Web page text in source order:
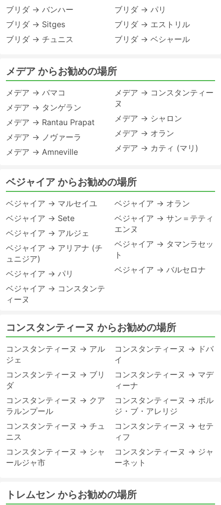
ブリダ → バンハー
ブリダ → Sitges
ブリダ → チュニス
ブリダ → パリ
ブリダ → エストリル
ブリダ → ベシャール
メデア からお勧めの場所
メデア → バマコ
メデア → タンゲラン
メデア → Rantau Prapat
メデア → ノヴァーラ
メデア → Amneville
メデア → コンスタンティー
ヌ
メデア → シャロン
メデア → オラン
メデア → カティ (マリ)
ベジャイア からお勧めの場所
ベジャイア → マルセイユ
ベジャイア → Sete
ベジャイア → アルジェ
ベジャイア → アリアナ (チ
ュニジア)
ベジャイア → パリ
ベジャイア → コンスタンテ
ィーヌ
ベジャイア → オラン
ベジャイア → サン＝テティ
エンヌ
ベジャイア → タマンラセッ
ト
ベジャイア → バルセロナ
コンスタンティーヌ からお勧めの場所
コンスタンティーヌ → アル
ジェ
コンスタンティーヌ → ブリ
ダ
コンスタンティーヌ → クア
ラルンプール
コンスタンティーヌ → チュ
ニス
コンスタンティーヌ → シャ
ールジャ市
コンスタンティーヌ → ドバ
イ
コンスタンティーヌ → マデ
ィーナ
コンスタンティーヌ → ボル
ジ・ブ・アレリジ
コンスタンティーヌ → セテ
ィフ
コンスタンティーヌ → ジャ
ーネット
トレムセン からお勧めの場所